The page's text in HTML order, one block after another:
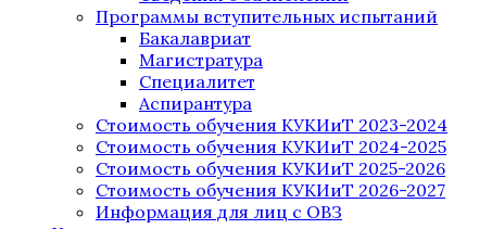
Программы вступительных испытаний
Бакалавриат
Магистратура
Специалитет
Аспирантура
Стоимость обучения КУКИиТ 2023-2024
Стоимость обучения КУКИиТ 2024-2025
Стоимость обучения КУКИиТ 2025-2026
Стоимость обучения КУКИиТ 2026-2027
Информация для лиц с ОВЗ